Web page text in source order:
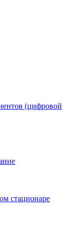
(цифровой
стационаре